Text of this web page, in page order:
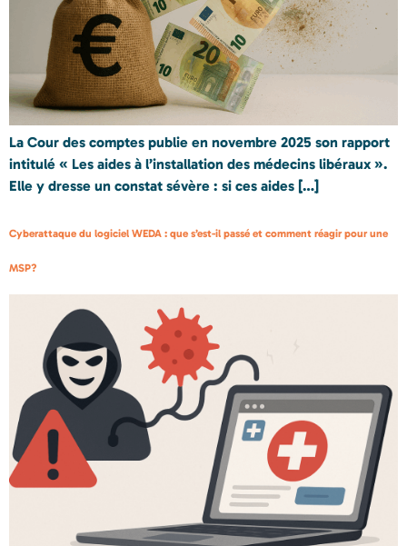
La Cour des comptes publie en novembre 2025 son rapport
intitulé « Les aides à l’installation des médecins libéraux ».
Elle y dresse un constat sévère : si ces aides […]
Cyberattaque du logiciel WEDA : que s’est-il passé et comment réagir pour une
MSP?